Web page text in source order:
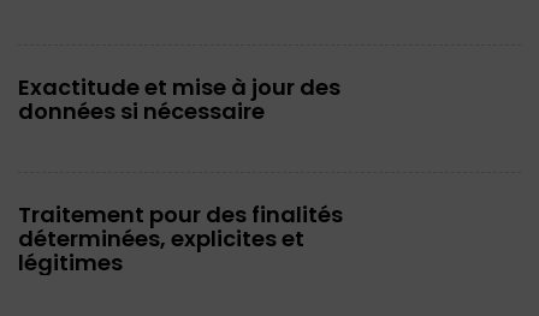
Exactitude et mise à jour des
données si nécessaire
Traitement pour des finalités
déterminées, explicites et
légitimes